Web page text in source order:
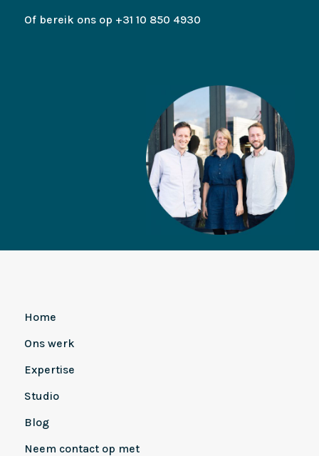
Of bereik ons op +31 10 850 4930
Home
Ons werk
Expertise
Studio
Blog
Neem contact op met